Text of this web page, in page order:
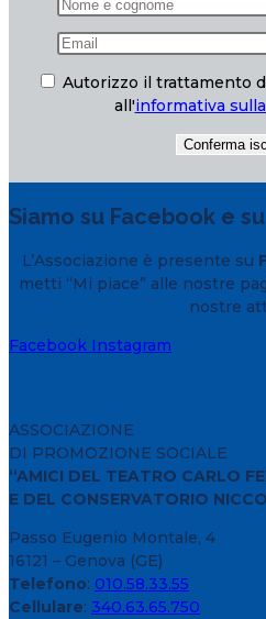
Autorizzo il trattamento
all'informativa
Siamo su Facebook e
L’Associazione è presente su
metti “Mi piace” alle nostre
nostre
Facebook Instagram
ASSOCIAZIONE
DI PROMOZIONE SOCIALE
“AMICI DEL TEATRO CARLO
E DEL CONSERVATORIO
Passo Eugenio Montale, 4
16121 – Genova (GE)
Telefono: 010.58.33.55
Cellulare: 340.63.65.750